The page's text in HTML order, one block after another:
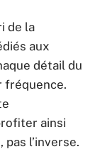
de la
aux
détail du
fréquence.
ainsi
pas l’inverse.